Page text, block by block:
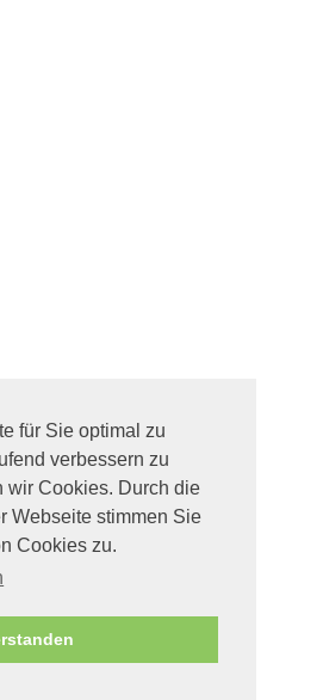
für Sie optimal zu
verbessern zu
wir Cookies. Durch die
Webseite stimmen Sie
Cookies zu.